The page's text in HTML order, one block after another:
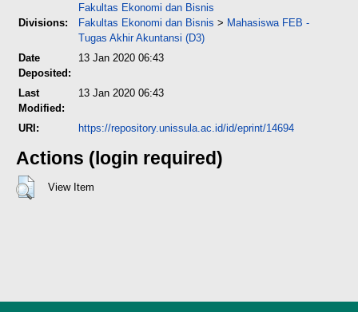
Divisions:
Fakultas Ekonomi dan Bisnis
Fakultas Ekonomi dan Bisnis > Mahasiswa FEB -
Tugas Akhir Akuntansi (D3)
Date
Deposited:
13 Jan 2020 06:43
Last
Modified:
13 Jan 2020 06:43
URI: https://repository.unissula.ac.id/id/eprint/14694
Actions (login required)
View Item